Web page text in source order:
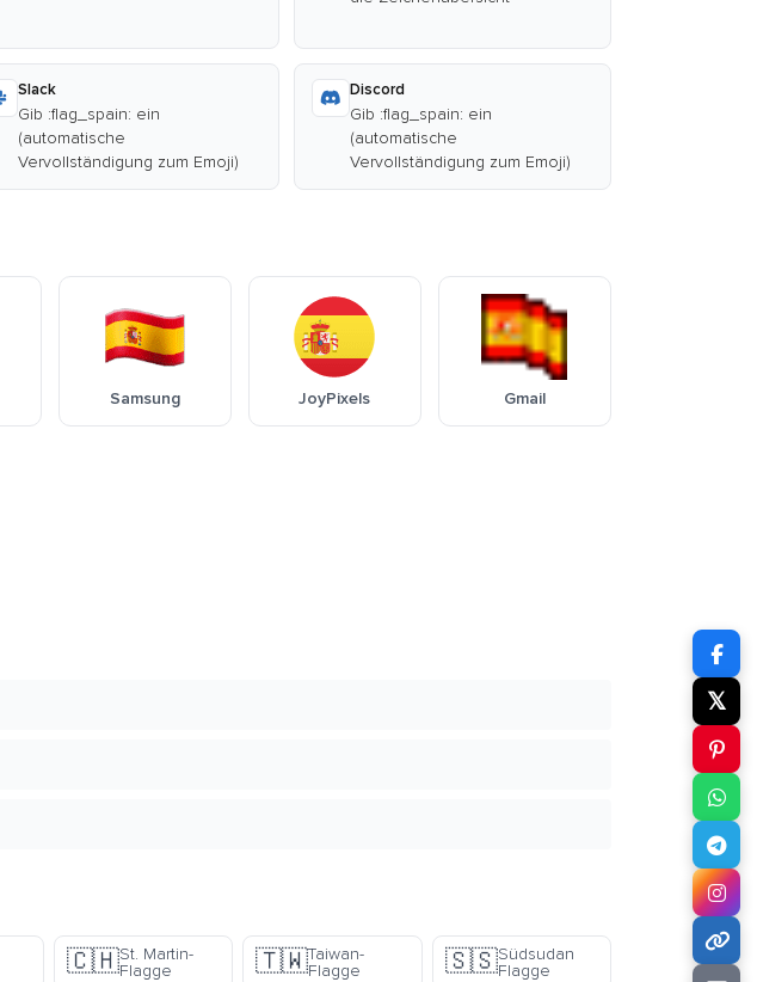
Slack
Gib :flag_spain: ein
(automatische
Vervollständigung zum Emoji)
Discord
Gib :flag_spain: ein
(automatische
Vervollständigung zum Emoji)
Samsung JoyPixels Gmail
🇨🇭St. Martin-
Flagge
🇹🇼Taiwan-
Flagge
🇸🇸Südsudan
Flagge
𝕏